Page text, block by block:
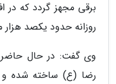
برقی مجهز گردد که
روزانه حدود یکصد
وی گفت: در حال حاضر
رضا (ع) ساخته شده و